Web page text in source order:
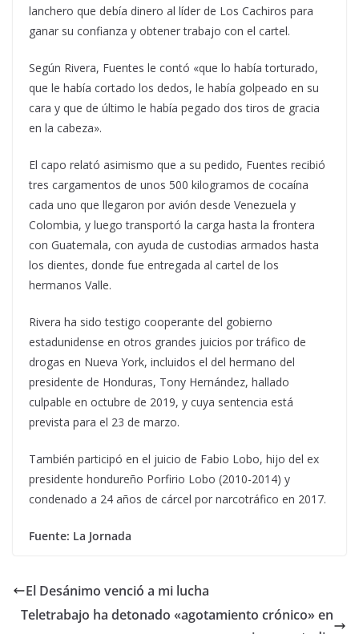
lanchero que debía dinero al líder de Los Cachiros para
ganar su confianza y obtener trabajo con el cartel.
Según Rivera, Fuentes le contó «que lo había torturado,
que le había cortado los dedos, le había golpeado en su
cara y que de último le había pegado dos tiros de gracia
en la cabeza».
El capo relató asimismo que a su pedido, Fuentes recibió
tres cargamentos de unos 500 kilogramos de cocaína
cada uno que llegaron por avión desde Venezuela y
Colombia, y luego transportó la carga hasta la frontera
con Guatemala, con ayuda de custodias armados hasta
los dientes, donde fue entregada al cartel de los
hermanos Valle.
Rivera ha sido testigo cooperante del gobierno
estadunidense en otros grandes juicios por tráfico de
drogas en Nueva York, incluidos el del hermano del
presidente de Honduras, Tony Hernández, hallado
culpable en octubre de 2019, y cuya sentencia está
prevista para el 23 de marzo.
También participó en el juicio de Fabio Lobo, hijo del ex
presidente hondureño Porfirio Lobo (2010-2014) y
condenado a 24 años de cárcel por narcotráfico en 2017.
Fuente: La Jornada
El Desánimo venció a mi lucha
Teletrabajo ha detonado «agotamiento crónico» en